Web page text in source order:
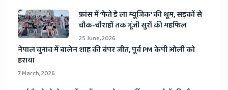
​फ्रांस में ‘फेते डे ला म्यूजिक’ की धूम, सड़कों से
चौक-चौराहों तक गूंजी सुरों की महफिल
25 June, 2026
​नेपाल चुनाव में बालेन शाह की बंपर जीत, पूर्व PM केपी ओली को
हराया
7 March, 2026